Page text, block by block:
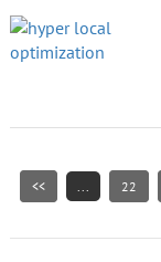
<< ... 22